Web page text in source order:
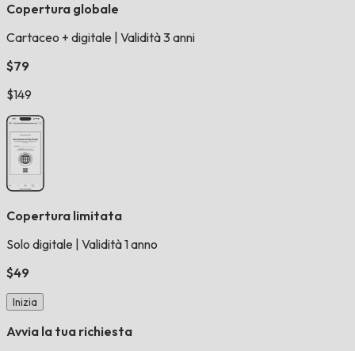
Copertura globale
Cartaceo + digitale Validità 3 anni
$79
$149
Copertura limitata
Solo digitale Validità 1 anno
$49
Inizia
Avvia la tua richiesta